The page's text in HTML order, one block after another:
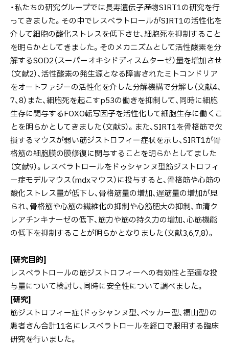
・私たちの研究グループでは長寿遺伝子産物SIRT1の研究を行
ってきました。その中でレスベラトロールがSIRT1の活性化を
介して細胞の酸化ストレスを低下させ、細胞死を抑制すること
を明らかとしてきました。そのメカニズムとして活性酸素を分
解するSOD2（スーパーオキシドディスムターゼ）量を増加させ
（文献2）、活性酸素の発生源となる障害されたミトコンドリア
をオートファジーの活性化を介した分解機構で分解し（文献4、
7、8）また、細胞死を起こすp53の働きを抑制して、同時に細胞
生存に関与するFOXO転写因子を活性化して細胞生存に働くこ
とを明らかとしてきました（文献5）。また、SIRT1を骨格筋で欠
損するマウスが弱い筋ジストロフィー症状を示し、SIRT1が骨
格筋の細胞膜の膜修復に関与することを明らかとしてました
（文献9）。レスベラトロールをドゥシャンヌ型筋ジストロフィ
ー症モデルマウス（mdxマウス）に投与すると、骨格筋や心筋の
酸化ストレス量が低下し、骨格筋量の増加、遅筋量の増加が見
られ、骨格筋や心筋の繊維化の抑制や心筋肥大の抑制、血清ク
レアチンキナーゼの低下、筋力や筋の持久力の増加、心筋機能
の低下を抑制することが明らかとなりました（文献3,6,7,8）。
[研究目的]
レスベラトロールの筋ジストロフィーへの有効性と至適な投
与量について検討し、同時に安全性について調べました。
[研究]
筋ジストロフィー症（ドゥシャンヌ型、ベッカー型、福山型）の
患者さん合計11名にレスベラトロールを経口で服用する臨床
研究を行いました。